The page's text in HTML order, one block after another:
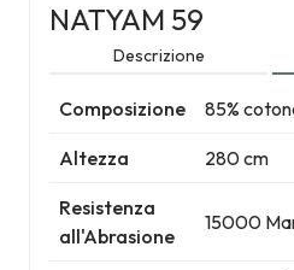
NATYAM 59
Descrizione
Composizione 85%
Altezza 280 cm
Resistenza
all'Abrasione
15000